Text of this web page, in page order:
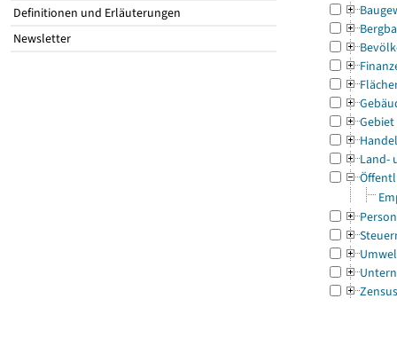
Definitionen und Erläuterungen
Newsletter
Gebiet
Land-
Zensus